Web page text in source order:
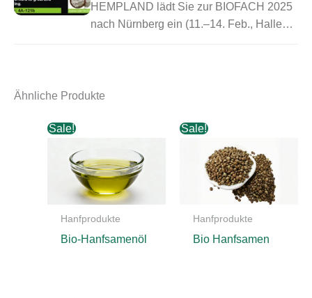
HEMPLAND lädt Sie zur BIOFACH 2025
nach Nürnberg ein (11.–14. Feb., Halle…
Ähnliche Produkte
Sale!
Hanfprodukte
Bio-Hanfsamenöl
Sale!
Hanfprodukte
Bio Hanfsamen